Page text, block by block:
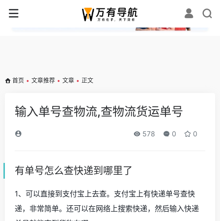
✕
首页 • 文章推荐 • 文章 • 正文
输入单号查物流,查物流货运单号
578 0 0
有单号怎么查快递到哪里了
1、可以直接到支付宝上去查。支付宝上有快递单号查快
递，非常简单。还可以在网络上搜索快递，然后输入快递